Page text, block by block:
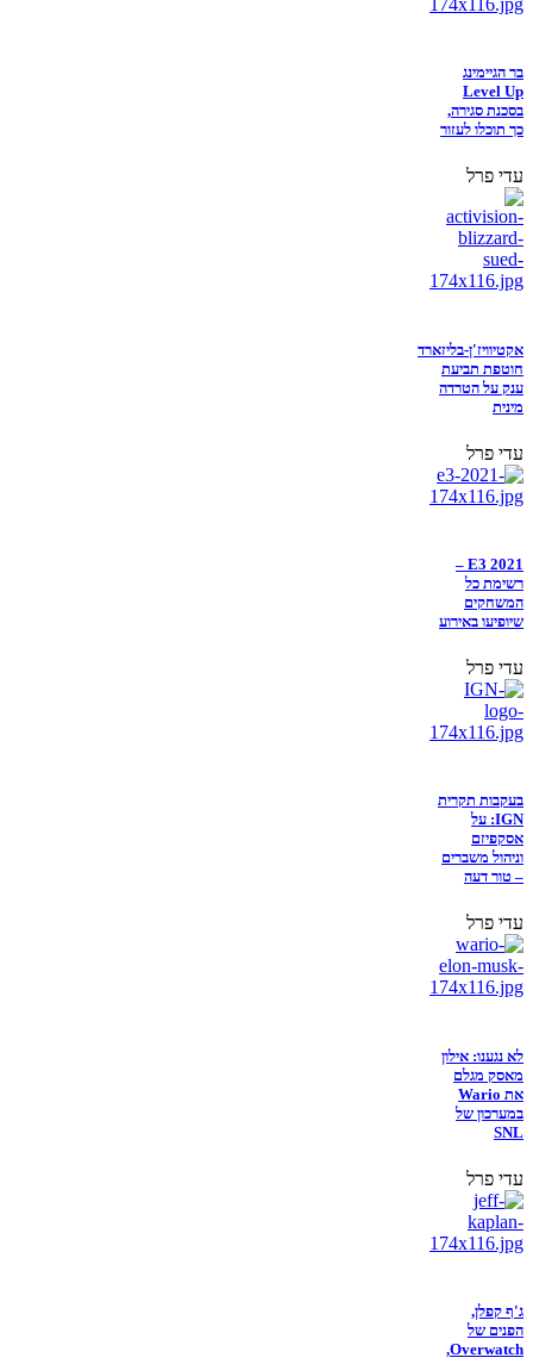
בר הגיימינג
Level Up
בסכנת סגירה,
כך תוכלו לעזור
עדי פרל
אקטיוויז'ן-בליזארד
חוטפת תביעת
ענק על הטרדה
מינית
עדי פרל
E3 2021 –
רשימת כל
המשחקים
שיופיעו באירוע
עדי פרל
בעקבות תקרית
IGN: על
אסקפיזם
וניהול משברים
– טור דעה
עדי פרל
לא נגענו: אילון
מאסק מגלם
את Wario
במערכון של
SNL
עדי פרל
ג'ף קפלן,
הפנים של
Overwatch,